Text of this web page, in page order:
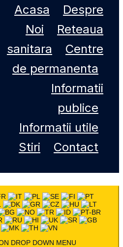
Acasa
Despre
Noi
Reteaua
sanitara
Centre
de permanenta
Informatii
publice
Informatii utile
Stiri
Contact